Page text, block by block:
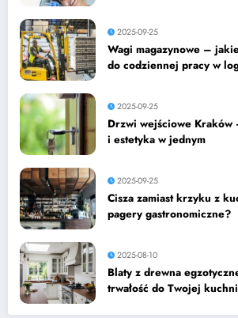
2025-09-25
Wagi magazynowe –
do codziennej pracy w
2025-09-25
Drzwi wejściowe Kraków
i estetyka w jednym
2025-09-25
Cisza zamiast krzyku z
pagery gastronomiczne?
2025-08-10
Blaty z drewna
trwałość do Twojej kuchni